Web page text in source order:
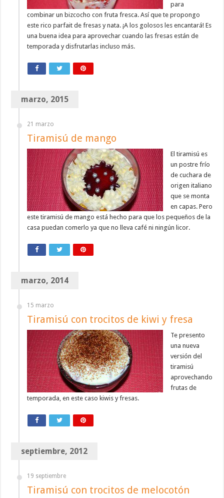
para
combinar un bizcocho con fruta fresca. Así que te propongo
este rico parfait de fresas y nata. ¡A los golosos les encantará! Es
una buena idea para aprovechar cuando las fresas están de
temporada y disfrutarlas incluso más.
marzo, 2015
21 marzo
Tiramisú de mango
El tiramisú es
un postre frío
de cuchara de
origen italiano
que se monta
en capas. Pero
este tiramisú de mango está hecho para que los pequeños de la
casa puedan comerlo ya que no lleva café ni ningún licor.
marzo, 2014
15 marzo
Tiramisú con trocitos de kiwi y fresa
Te presento
una nueva
versión del
tiramisú
aprovechando
frutas de
temporada, en este caso kiwis y fresas.
septiembre, 2012
19 septiembre
Tiramisú con trocitos de melocotón